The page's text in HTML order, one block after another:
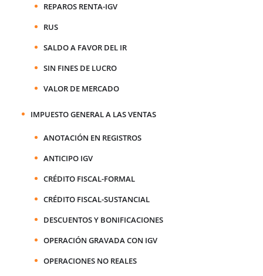
REPAROS RENTA-IGV
RUS
SALDO A FAVOR DEL IR
SIN FINES DE LUCRO
VALOR DE MERCADO
IMPUESTO GENERAL A LAS VENTAS
ANOTACIÓN EN REGISTROS
ANTICIPO IGV
CRÉDITO FISCAL-FORMAL
CRÉDITO FISCAL-SUSTANCIAL
DESCUENTOS Y BONIFICACIONES
OPERACIÓN GRAVADA CON IGV
OPERACIONES NO REALES